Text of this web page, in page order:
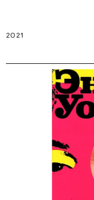
2021